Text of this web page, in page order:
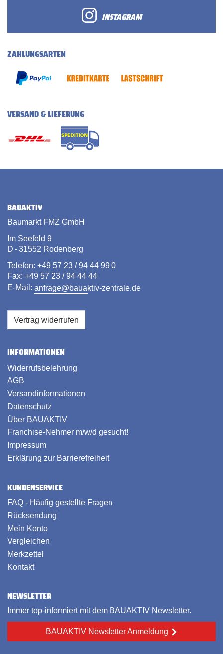
INSTAGRAM
ZAHLUNGSARTEN
VERSAND & LIEFERUNG
BAUAKTIV
Baumarkt FMZ GmbH
Im Seefeld 9
D - 31552 Rodenberg
Telefon: +49 57 23 / 94 44 99 0
Fax: +49 57 23 / 94 44 44
E-Mail: anfrage@bauaktiv-zentrale.de
Vertrag widerrufen
INFORMATIONEN
Widerrufsbelehrung
AGB
Versandinformationen
Datenschutz
Über BAUAKTIV
Franchise-Nehmer m/w/d gesucht!
Impressum
Erklärung zur Barrierefreiheit
KUNDENSERVICE
FAQ - Häufig gestellte Fragen
Rücksendung
Mein Konto
Vergleichen
Merkzettel
Kontakt
NEWSLETTER
Immer top-informiert mit dem BAUAKTIV Newsletter.
BAUAKTIV Newsletter Anmeldung